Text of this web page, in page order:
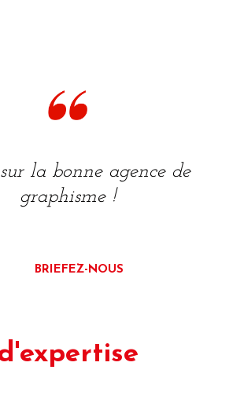
la bonne agence de
graphisme !
BRIEFEZ-NOUS